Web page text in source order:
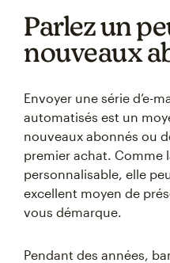
Parlez un
nouveaux
Envoyer une série d’e-
automatisés est un
nouveaux abonnés ou
premier achat. Comme
personnalisable, elle
excellent moyen de
vous démarque.
Pendant des années,